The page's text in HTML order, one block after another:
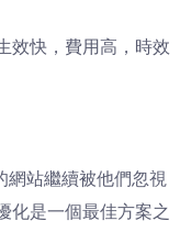
效快，費用高，時效
網站繼續被他們忽視
化是一個最佳方案之